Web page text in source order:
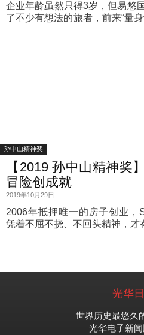
企业年龄虽然只得3岁，但易悠
了不少有想法的旅者，前来“量
孙中山精神奖
【2019 孙中山精神奖
冒险创成就
2019年10月29日
2006年抵押唯一的房子创业，
凭着不屈不挠、不回头精神，才
光华
世界历史最悠久
光华电子新